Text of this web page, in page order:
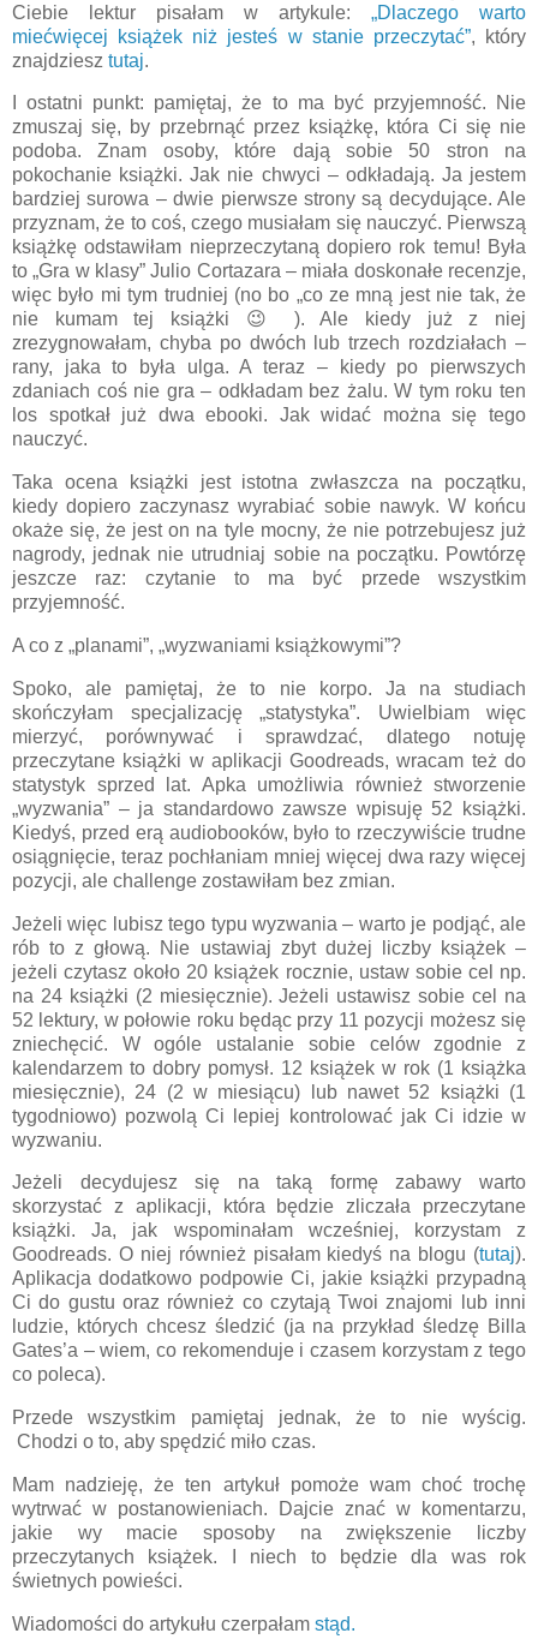
Ciebie lektur pisałam w artykule: „Dlaczego warto
miećwięcej książek niż jesteś w stanie przeczytać”, który
znajdziesz tutaj.
I ostatni punkt: pamiętaj, że to ma być przyjemność. Nie
zmuszaj się, by przebrnąć przez książkę, która Ci się nie
podoba. Znam osoby, które dają sobie 50 stron na
pokochanie książki. Jak nie chwyci – odkładają. Ja jestem
bardziej surowa – dwie pierwsze strony są decydujące. Ale
przyznam, że to coś, czego musiałam się nauczyć. Pierwszą
książkę odstawiłam nieprzeczytaną dopiero rok temu! Była
to „Gra w klasy” Julio Cortazara – miała doskonałe recenzje,
więc było mi tym trudniej (no bo „co ze mną jest nie tak, że
nie kumam tej książki 😉 ). Ale kiedy już z niej
zrezygnowałam, chyba po dwóch lub trzech rozdziałach –
rany, jaka to była ulga. A teraz – kiedy po pierwszych
zdaniach coś nie gra – odkładam bez żalu. W tym roku ten
los spotkał już dwa ebooki. Jak widać można się tego
nauczyć.
Taka ocena książki jest istotna zwłaszcza na początku,
kiedy dopiero zaczynasz wyrabiać sobie nawyk. W końcu
okaże się, że jest on na tyle mocny, że nie potrzebujesz już
nagrody, jednak nie utrudniaj sobie na początku. Powtórzę
jeszcze raz: czytanie to ma być przede wszystkim
przyjemność.
A co z „planami”, „wyzwaniami książkowymi”?
Spoko, ale pamiętaj, że to nie korpo. Ja na studiach
skończyłam specjalizację „statystyka”. Uwielbiam więc
mierzyć, porównywać i sprawdzać, dlatego notuję
przeczytane książki w aplikacji Goodreads, wracam też do
statystyk sprzed lat. Apka umożliwia również stworzenie
„wyzwania” – ja standardowo zawsze wpisuję 52 książki.
Kiedyś, przed erą audiobooków, było to rzeczywiście trudne
osiągnięcie, teraz pochłaniam mniej więcej dwa razy więcej
pozycji, ale challenge zostawiłam bez zmian.
Jeżeli więc lubisz tego typu wyzwania – warto je podjąć, ale
rób to z głową. Nie ustawiaj zbyt dużej liczby książek –
jeżeli czytasz około 20 książek rocznie, ustaw sobie cel np.
na 24 książki (2 miesięcznie). Jeżeli ustawisz sobie cel na
52 lektury, w połowie roku będąc przy 11 pozycji możesz się
zniechęcić. W ogóle ustalanie sobie celów zgodnie z
kalendarzem to dobry pomysł. 12 książek w rok (1 książka
miesięcznie), 24 (2 w miesiącu) lub nawet 52 książki (1
tygodniowo) pozwolą Ci lepiej kontrolować jak Ci idzie w
wyzwaniu.
Jeżeli decydujesz się na taką formę zabawy warto
skorzystać z aplikacji, która będzie zliczała przeczytane
książki. Ja, jak wspominałam wcześniej, korzystam z
Goodreads. O niej również pisałam kiedyś na blogu (tutaj).
Aplikacja dodatkowo podpowie Ci, jakie książki przypadną
Ci do gustu oraz również co czytają Twoi znajomi lub inni
ludzie, których chcesz śledzić (ja na przykład śledzę Billa
Gates’a – wiem, co rekomenduje i czasem korzystam z tego
co poleca).
Przede wszystkim pamiętaj jednak, że to nie wyścig.
Chodzi o to, aby spędzić miło czas.
Mam nadzieję, że ten artykuł pomoże wam choć trochę
wytrwać w postanowieniach. Dajcie znać w komentarzu,
jakie wy macie sposoby na zwiększenie liczby
przeczytanych książek. I niech to będzie dla was rok
świetnych powieści.
Wiadomości do artykułu czerpałam stąd.